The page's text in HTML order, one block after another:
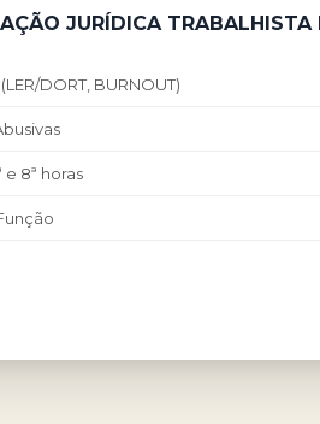
JURÍDICA TRABALHISTA
DORT, BURNOUT)
e 8ª horas